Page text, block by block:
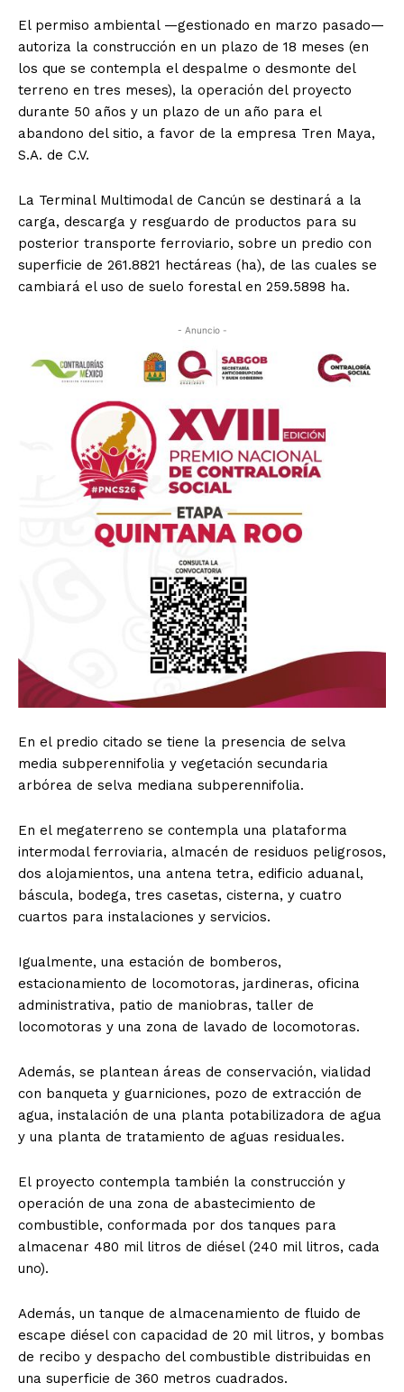
El permiso ambiental —gestionado en marzo pasado—
autoriza la construcción en un plazo de 18 meses (en
los que se contempla el despalme o desmonte del
terreno en tres meses), la operación del proyecto
durante 50 años y un plazo de un año para el
abandono del sitio, a favor de la empresa Tren Maya,
S.A. de C.V.
La Terminal Multimodal de Cancún se destinará a la
carga, descarga y resguardo de productos para su
posterior transporte ferroviario, sobre un predio con
superficie de 261.8821 hectáreas (ha), de las cuales se
cambiará el uso de suelo forestal en 259.5898 ha.
- Anuncio -
En el predio citado se tiene la presencia de selva
media subperennifolia y vegetación secundaria
arbórea de selva mediana subperennifolia.
En el megaterreno se contempla una plataforma
intermodal ferroviaria, almacén de residuos peligrosos,
dos alojamientos, una antena tetra, edificio aduanal,
báscula, bodega, tres casetas, cisterna, y cuatro
cuartos para instalaciones y servicios.
Igualmente, una estación de bomberos,
estacionamiento de locomotoras, jardineras, oficina
administrativa, patio de maniobras, taller de
locomotoras y una zona de lavado de locomotoras.
Además, se plantean áreas de conservación, vialidad
con banqueta y guarniciones, pozo de extracción de
agua, instalación de una planta potabilizadora de agua
y una planta de tratamiento de aguas residuales.
El proyecto contempla también la construcción y
operación de una zona de abastecimiento de
combustible, conformada por dos tanques para
almacenar 480 mil litros de diésel (240 mil litros, cada
uno).
Además, un tanque de almacenamiento de fluido de
escape diésel con capacidad de 20 mil litros, y bombas
de recibo y despacho del combustible distribuidas en
una superficie de 360 metros cuadrados.